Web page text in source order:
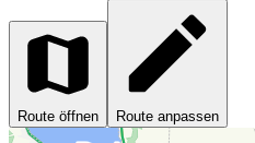
Route öffnen Route anpassen